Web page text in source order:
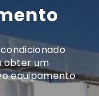
obter um
equipamento